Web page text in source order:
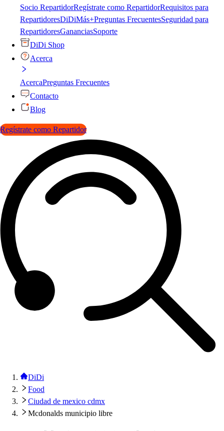
Socio RepartidorRegístrate como RepartidorRequisitos para
RepartidoresDiDiMás+Preguntas FrecuentesSeguridad para
RepartidoresGananciasSoporte
DiDi Shop
Acerca
AcercaPreguntas Frecuentes
Contacto
Blog
Regístrate como Repartidor
DiDi
Food
Ciudad de mexico cdmx
Mcdonalds municipio libre